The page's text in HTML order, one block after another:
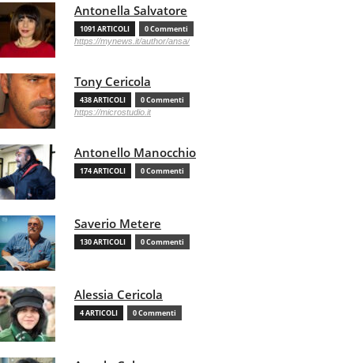
Antonella Salvatore
1091 ARTICOLI 0 Commenti
https://mynews.it/author/ansa/
Tony Cericola
438 ARTICOLI 0 Commenti
https://microstudio.it
Antonello Manocchio
174 ARTICOLI 0 Commenti
Saverio Metere
130 ARTICOLI 0 Commenti
Alessia Cericola
4 ARTICOLI 0 Commenti